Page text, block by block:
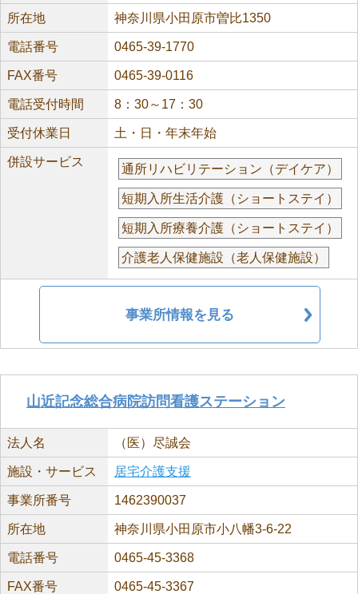
所在地 神奈川県小田原市曽比1350
電話番号 0465-39-1770
FAX番号 0465-39-0116
電話受付時間 8：30～17：30
受付休業日 土・日・年末年始
併設サービス
通所リハビリテーション（デイケア）
短期入所生活介護（ショートステイ）
短期入所療養介護（ショートステイ）
介護老人保健施設（老人保健施設）
事業所情報を見る
山近記念総合病院訪問看護ステーション
法人名 （医）尽誠会
施設・サービス 居宅介護支援
事業所番号 1462390037
所在地 神奈川県小田原市小八幡3-6-22
電話番号 0465-45-3368
FAX番号 0465-45-3367